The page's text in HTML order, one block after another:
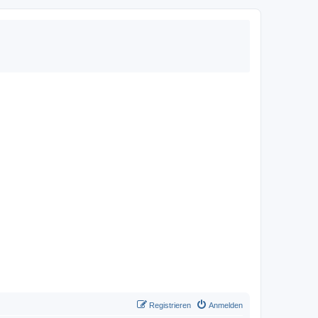
Anmelden
Registrieren